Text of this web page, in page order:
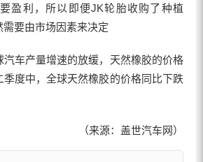
盈利，所以即便JK轮胎收购了种植
要由市场因素来决定
车产量增速的放缓，天然橡胶的价格
季度中，全球天然橡胶的价格同比下跌
（来源：盖世汽车网）